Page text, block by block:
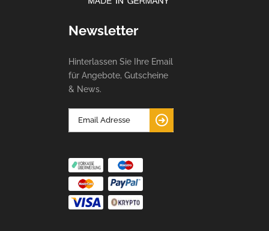
Newsletter
Hinterlassen Sie Ihre Email
für Angebote, Gutscheine
& News.